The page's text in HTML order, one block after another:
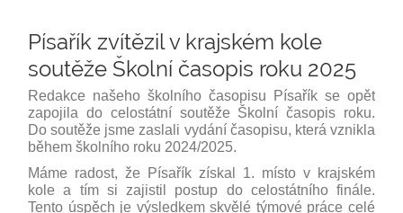
Písařík zvítězil v krajském kole
soutěže Školní časopis roku 2025
Redakce našeho školního časopisu Písařík se opět
zapojila do celostátní soutěže Školní časopis roku.
Do soutěže jsme zaslali vydání časopisu, která vznikla
během školního roku 2024/2025.
Máme radost, že Písařík získal 1. místo v krajském
kole a tím si zajistil postup do celostátního finále.
Tento úspěch je výsledkem skvělé týmové práce celé